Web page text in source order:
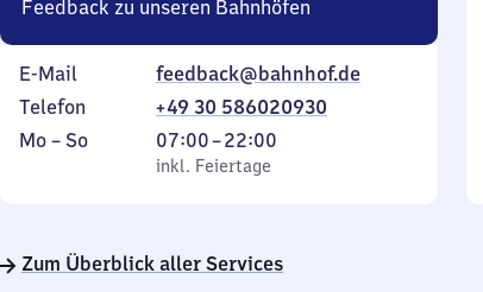
Feedback zu unseren Bahnhöfen
E-Mail
feedback@bahnhof.de
Telefon
+49 30 586020930
Montag
Mo – So,
inkl. Feiertage
07:00–22:00
Von
7
22
inkl. Feiertage
Zum Überblick aller Services